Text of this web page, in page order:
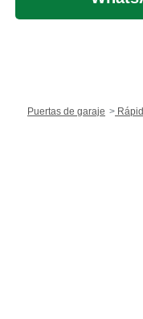
Puertas de garaje